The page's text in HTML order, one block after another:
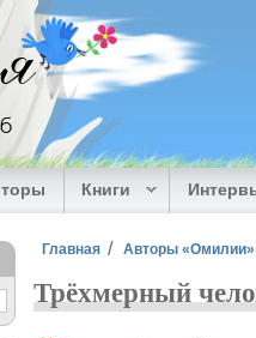
Книги
Вы здесь
Главная Авторы «Омилии»
Трёхмерный